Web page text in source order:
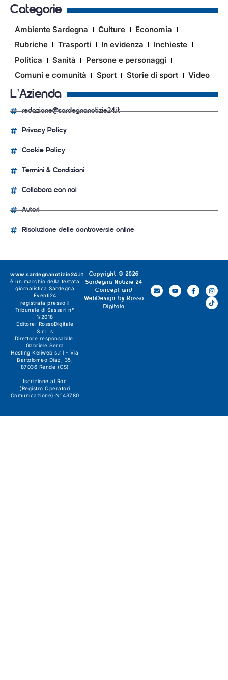
Categorie
Ambiente Sardegna Culture
Economia
Rubriche
Trasporti In evidenza
Inchieste
Politica
Sanità
Persone e personaggi
Comuni e comunità
Sport Storie di sport Video
L'Azienda
redazione@sardegnanotizie24.it
Privacy Policy
Cookie Policy
Termini & Condizioni
Collabora con noi
Autori
Risoluzione delle controversie online
Copyright © 2026
Sardegna Notizie 24
Concept and
WebDesign by Rosso
Digitale
www.sardegnanotizie24.it
è un marchio della testata
giornalistica Sardegna
Eventi24
registrata presso il
Tribunale di Sassari n°
1/2018
Editore: RossoDigitale
S.r.L.s
Direttore responsabile:
Gabriele Serra
Hosting Keliweb s.r.l – Via
Bartolomeo Diaz, 35,
87036 Rende (CS)
Iscrizione al Roc
(Registro Operatori
Comunicazione) N°43780